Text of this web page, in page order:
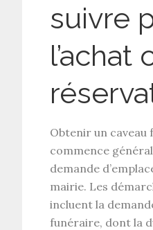
suivre
l’achat
Obtenir un caveau
commence
demande d’
mairie. Les
incluent la
funéraire, dont la